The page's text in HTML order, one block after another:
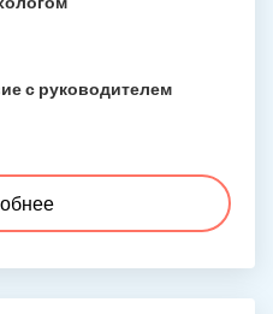
с руководителем